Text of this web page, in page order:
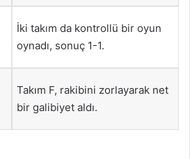
İki takım da kontrollü bir oyun
oynadı, sonuç 1-1.
Takım F, rakibini zorlayarak net
bir galibiyet aldı.